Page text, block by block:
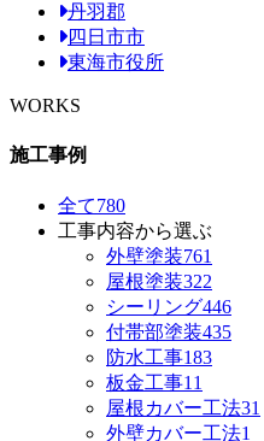
丹羽郡
四日市市
東海市役所
WORKS
施工事例
全て780
工事内容から選ぶ
外壁塗装761
屋根塗装322
シーリング446
付帯部塗装435
防水工事183
板金工事11
屋根カバー工法31
外壁カバー工法1